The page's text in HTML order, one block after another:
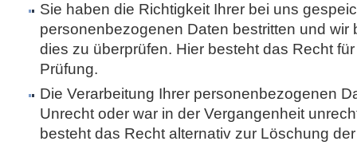
Sie haben die Richtigkeit Ihrer bei uns
personenbezogenen Daten bestritten und wir
dies zu überprüfen. Hier besteht das Recht
Prüfung.
Die Verarbeitung Ihrer personenbezogenen
Unrecht oder war in der Vergangenheit
besteht das Recht alternativ zur Löschung